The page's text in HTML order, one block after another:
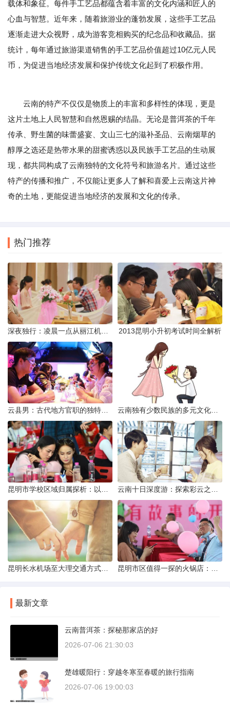
载体和象征。每件手工艺品都蕴含着丰富的文化内涵和匠人的
心血与智慧。近年来，随着旅游业的蓬勃发展，这些手工艺品
逐渐走进大众视野，成为游客竞相购买的纪念品和收藏品。据
统计，每年通过旅游渠道销售的手工艺品价值超过10亿元人民
币，为促进当地经济发展和保护传统文化起到了积极作用。
云南的特产不仅仅是物质上的丰富和多样性的体现，更是
这片土地上人民智慧和自然恩赐的结晶。无论是普洱茶的千年
传承、野生菌的味蕾盛宴、文山三七的滋补圣品、云南烟草的
醇厚之选还是热带水果的甜蜜诱惑以及民族手工艺品的生动展
现，都共同构成了云南独特的文化符号和旅游名片。通过这些
特产的传播和推广，不仅能让更多人了解和喜爱上云南这片神
奇的土地，更能促进当地经济的发展和文化的传承。
热门推荐
2013昆明小升初考试时间全解析
最新文章
云南普洱茶：探秘那家店的好
2026-07-06 21:30:03
楚雄暖阳行：穿越冬寒至春暖的旅行指南
2026-07-06 19:00:03